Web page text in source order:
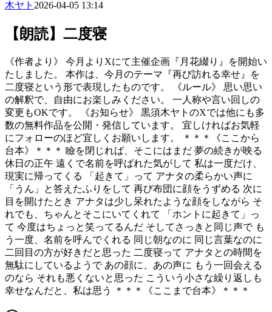
木ヤト 2026-04-05 13:14
【朗読】二度寝
《作者より》 今月よりXにて主催企画『月花綴り』を開始い
たしました。 本作は、今月のテーマ『再び訪れる幸せ』を
二度寝という形で表現したものです。 《ルール》 思い思い
の解釈で、自由にお楽しみください。 一人称や言い回しの
変更もOKです。 《お知らせ》 黒須木ヤトのXでは他にも多
数の無料作品を公開・発信しています。 宜しければお気軽
にフォローのほど宜しくお願いします。 ＊＊＊《ここから
台本》＊＊＊ 瞼を閉じれば、そこにはまだ 夢の続きが映る
休日の正午 遠くで名前を呼ばれた気がして 私は一度だけ、
現実に帰ってくる 「起きて」って アナタの柔らかい声に
「うん」と答えたふりをして 再び布団に顔をうずめる 次に
目を開けたとき アナタは少し呆れたような顔をしながら そ
れでも、ちゃんとそこにいてくれて 「ホントに起きて」っ
て 今度はちょっと笑ってるんだ そしてさっきと同じ声で も
う一度、名前を呼んでくれる 同じ朝なのに 同じ言葉なのに
二回目の方が好きだと思った 二度寝って アナタとの時間を
無駄にしているようで あの顔に、あの声に もう一回会える
のなら それも悪くないと思った こういう小さな繰り返しも
幸せなんだと、私は思う ＊＊＊《ここまで台本》＊＊＊